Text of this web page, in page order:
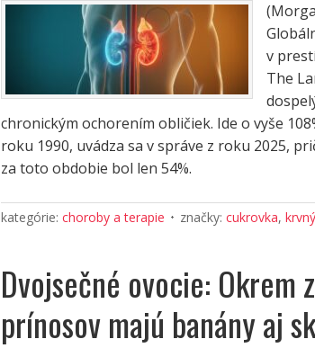
v
The
chronickým ochorením obličiek. Ide o vyše
roku 1990, uvádza sa v správe z roku 2025,
za toto obdobie bol len 54%.
kategórie: choroby a terapie značky: cukrovka,
Dvojsečné ovocie: Okrem
prínosov majú banány aj